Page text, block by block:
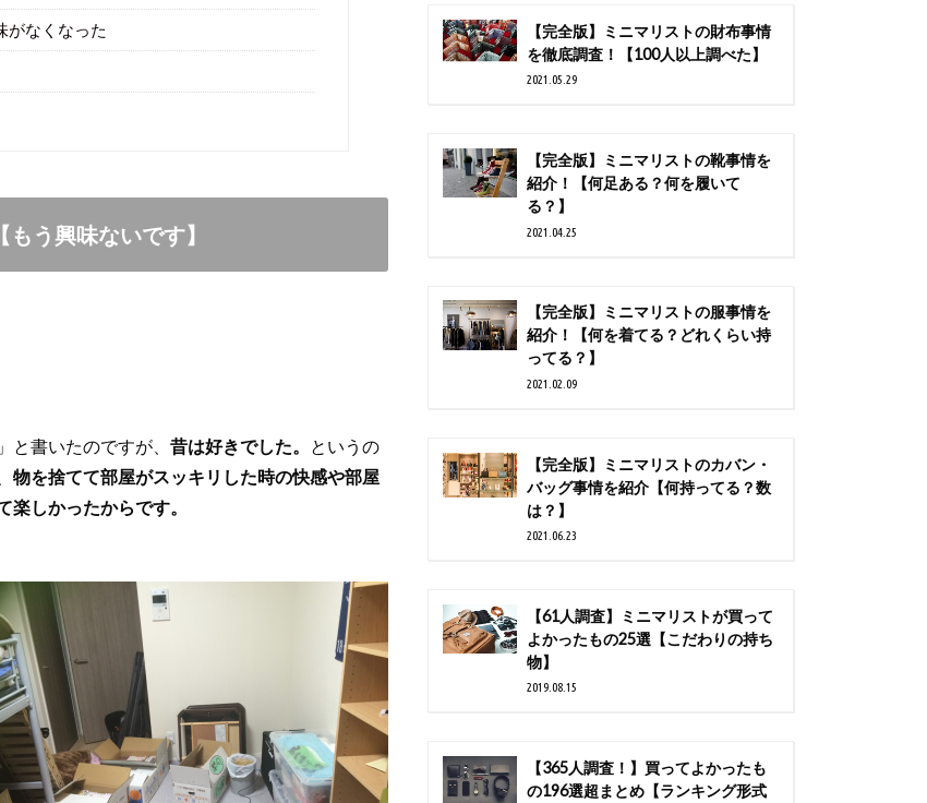
がなくなった
う興味ないです】
書いたのですが、 昔は好きでした。
というの
物を捨てて部屋がスッキリした時の快感や部屋
しかったからです。
【完全版】ミニマリストの財布事情
を徹底調査！【100人以上調べた】
2021.05.29
【完全版】ミニマリストの靴事情を
紹介！【何足ある？何を履いて
る？】
2021.04.25
【完全版】ミニマリストの服事情を
紹介！【何を着てる？どれくらい持
ってる？】
2021.02.09
【完全版】ミニマリストのカバン・
バッグ事情を紹介【何持ってる？数
は？】
2021.06.23
【61人調査】ミニマリストが買って
よかったもの25選【こだわりの持ち
物】
2019.08.15
【365人調査！】買ってよかったも
の196選超まとめ【ランキング形式